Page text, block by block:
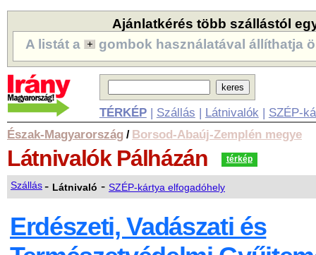
Ajánlatkérés több szállástól
A listát a
gombok használatával állíthatja
TÉRKÉP| Szállás | Látnivalók | SZÉP-
Észak-Magyarország / Borsod-Abaúj-Zemplén megye
Látnivalók Pálházán térkép
Szállás- Látnivaló - SZÉP-kártya elfogadóhely
Erdészeti, Vadászati és